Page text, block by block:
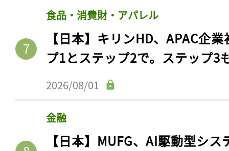
食品・消費財・アパレル
【日本】キリンHD、APAC企
プ1とステップ2で。ステップ3
2026/08/01
金融
【日本】MUFG、AI駆動型シ